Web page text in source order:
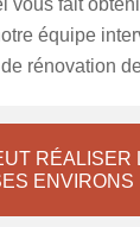
vous fait
équipe
rénovation
ENVIRONS